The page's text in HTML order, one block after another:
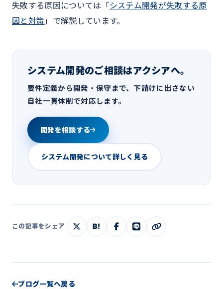
失敗する原因については「システム開発が失敗する原
因と対策 」で解説しています。
システム開発のご相談はアクシアへ。
要件定義から開発・保守まで、下請けに出さない
自社一貫体制で対応します。
開発を相談する
システム開発について詳しく見る
この記事をシェア B!
ブログ一覧へ戻る